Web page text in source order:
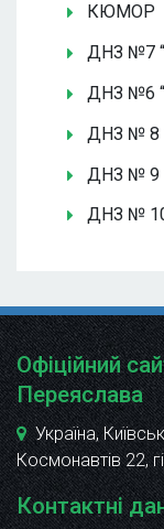
КЮМОР
ДНЗ №7
ДНЗ №6
ДНЗ № 8
ДНЗ № 9
ДНЗ №
Офіційний
Переяслава
Україна,
Космонавтів 22,
Контактні